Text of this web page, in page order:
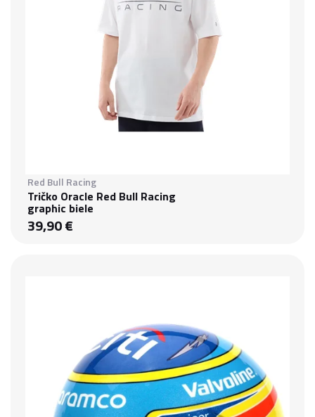
Red Bull Racing
Tričko Oracle Red Bull Racing
graphic biele
39,90 €